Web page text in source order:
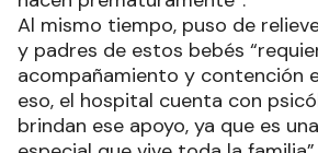
Al mismo tiempo, puso de
y padres de estos bebés
acompañamiento y contención
eso, el hospital cuenta con
brindan ese apoyo, ya que es